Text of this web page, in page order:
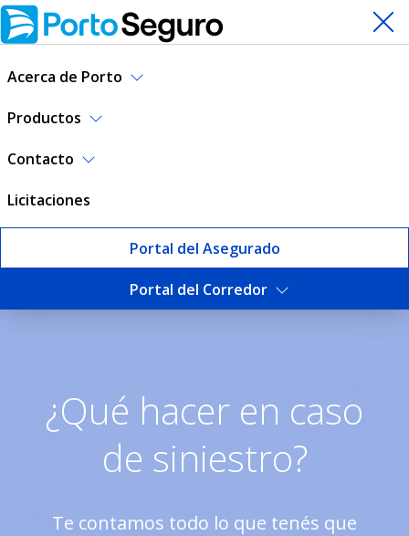
Acerca de Porto
Productos
Contacto
Licitaciones
Portal del Asegurado
Portal del Corredor
Tramitación de Siniestros |
¿Qué hacer en caso
de siniestro?
Te contamos todo lo que tenés que